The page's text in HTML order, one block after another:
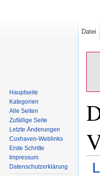
Datei
Hauptseite
Kategorien
Alle Seiten
Zufällige Seite
Letzte Änderungen
Cuxhaven-Weblinks
Erste Schritte
Impressum
Datenschutzerklärung